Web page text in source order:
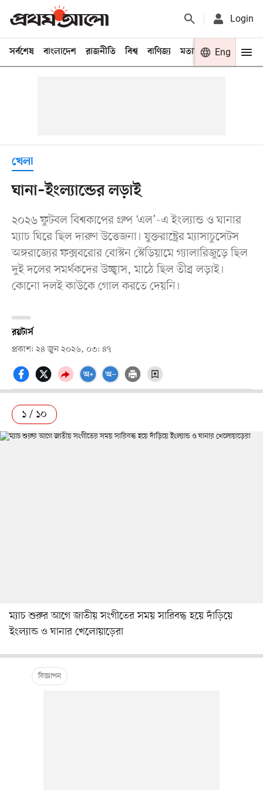
Login
সর্বশেষ বাংলাদেশ রাজনীতি বিশ্ব বাণিজ্য মতামত খেলা
Eng
খেলা
ঘানা–ইংল্যান্ডের লড়াই
২০২৬ ফুটবল বিশ্বকাপের গ্রুপ ‘এল’-এ ইংল্যান্ড ও ঘানার
ম্যাচ ঘিরে ছিল দারুণ উত্তেজনা। যুক্তরাষ্ট্রের ম্যাসাচুসেটস
অঙ্গরাজ্যের ফক্সবরোর বোস্টন স্টেডিয়ামে গ্যালারিজুড়ে ছিল
দুই দলের সমর্থকদের উচ্ছ্বাস, মাঠে ছিল তীব্র লড়াই।
কোনো দলই কাউকে গোল করতে দেয়নি।
রয়টার্স
প্রকাশ: ২৪ জুন ২০২৬, ০৩: ৪৭
১ / ১০
ম্যাচ শুরুর আগে জাতীয় সংগীতের সময় সারিবদ্ধ হয়ে দাঁড়িয়ে
ইংল্যান্ড ও ঘানার খেলোয়াড়েরা